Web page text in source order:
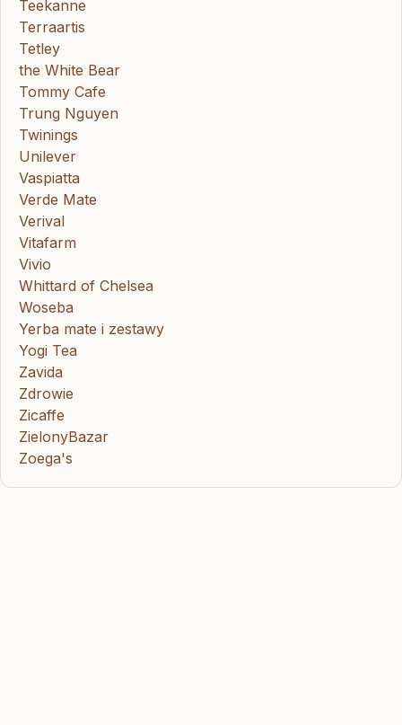
Teekanne
Terraartis
Tetley
the White Bear
Tommy Cafe
Trung Nguyen
Twinings
Unilever
Vaspiatta
Verde Mate
Verival
Vitafarm
Vivio
Whittard of Chelsea
Woseba
Yerba mate i zestawy
Yogi Tea
Zavida
Zdrowie
Zicaffe
ZielonyBazar
Zoega's